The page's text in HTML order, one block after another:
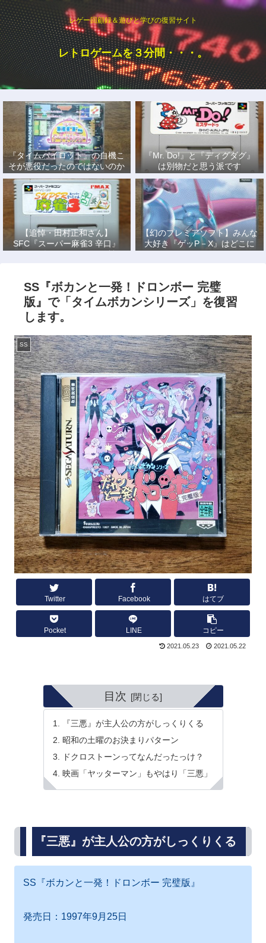
レゲー回顧録＆遊びと学びの復習サイト
レトロゲームを３分間・・・。
『タイムパイロット』の自機こ
そが悪役だったのではないのか
説
『Mr. Do!』と『ディグダグ』
は別物だと思う派です
【追悼・田村正和さん】
SFC『スーパー麻雀3 辛口』
で、あの名優になりきって戦っ
【幻のプレミアソフト】みんな
大好き『ゲッP－X』はどこに
もない！
SS『ボカンと一発！ドロンボー 完璧
版』で「タイムボカンシリーズ」を復習
します。
SS
Twitter Facebook はてブ
Pocket LINE コピー
2021.05.23 2021.05.22
目次
『三悪』が主人公の方がしっくりくる
昭和の土曜のお決まりパターン
ドクロストーンってなんだったっけ？
映画「ヤッターマン」もやはり「三悪」
『三悪』が主人公の方がしっくりくる
SS『ボカンと一発！ドロンボー 完璧版』
発売日：1997年9月25日